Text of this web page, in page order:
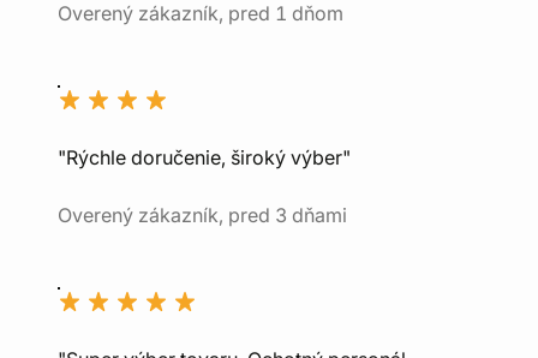
Overený zákazník, pred 1 dňom
"Rýchle doručenie, široký výber"
Overený zákazník, pred 3 dňami